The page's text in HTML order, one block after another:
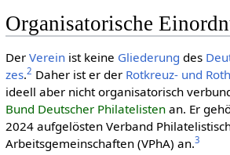
Organisatorische
Der Vereinist keine Gliederung des
zes.2 Daher ist er der Rotkreuz- und
ideell aber nicht organisatorisch
Bund Deutscher Philatelistenan. Er
2024 aufgelösten Verband
Arbeitsgemeinschaften (VPhA) an.3